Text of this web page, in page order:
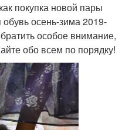
покупка новой пары
осень-зима 2019-
особое внимание,
обо всем по порядку!